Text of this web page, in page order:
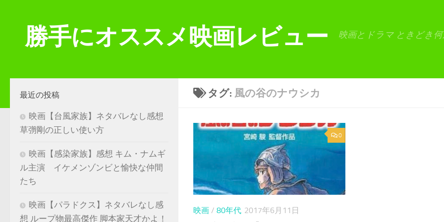
勝手にオススメ映画レビュー 映画とドラマ ときどき
タグ: 風の谷のナウシカ
0
映画 / 80年代 2017年6月11日
最近の投稿
映画【台風家族】ネタバレなし感想
草彅剛の正しい使い方
映画【感染家族】感想 キム・ナムギ
ル主演 イケメンゾンビと愉快な仲間
たち
映画【パラドクス】ネタバレなし感
想 ループ物最高傑作 脚本家天才かよ！